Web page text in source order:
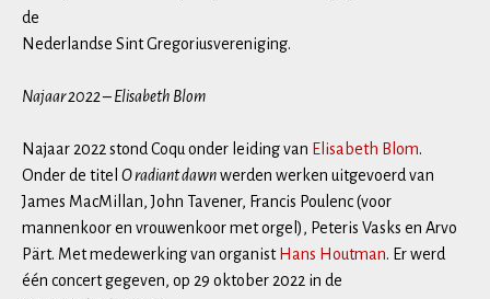
de
Nederlandse Sint Gregoriusvereniging.
Najaar 2022 – Elisabeth Blom
Najaar 2022 stond Coqu onder leiding van Elisabeth Blom.
Onder de titel O radiant dawnwerden werken uitgevoerd van
James MacMillan, John Tavener, Francis Poulenc (voor
mannenkoor en vrouwenkoor met orgel), Peteris Vasks en Arvo
Pärt. Met medewerking van organist Hans Houtman. Er werd
één concert gegeven, op 29 oktober 2022 in de